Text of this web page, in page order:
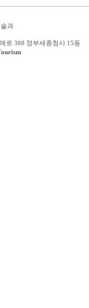
과
로 388 정부세종청사 15동